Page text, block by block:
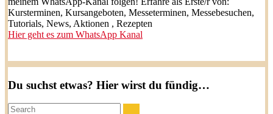
Kursterminen, Kursangeboten, Messeterminen, Messebesuchen,
Tutorials, News, Aktionen , Rezepten
Hier geht es zum WhatsApp Kanal
Du suchst etwas? Hier wirst du fündig…
Search: